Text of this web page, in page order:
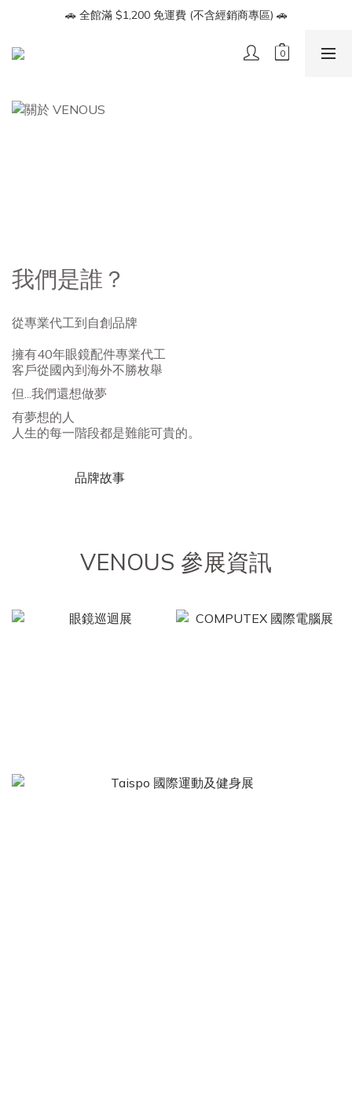
🔥【會員募集】加入LINE好友即享 $100 折價券🔥
🚗 全館滿 $1,200 免運費 (不含經銷商專區) 🚗
🔥【會員募集】加入LINE好友即享 $100 折價券🔥
我們是誰？
從專業代工到自創品牌
擁有40年眼鏡配件專業代工
客戶從國內到海外不勝枚舉
但...我們還想做夢
有夢想的人
人生的每一階段都是難能可貴的。
品牌故事
VENOUS 參展資訊